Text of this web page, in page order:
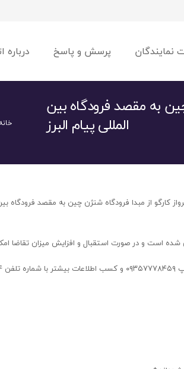
نمایندگان پرسش و پاسخ درباره
چین به مقصد فرودگاه بین
المللی پیام البرز
است و در صورت استقبال و افزایش میزان تقاضا